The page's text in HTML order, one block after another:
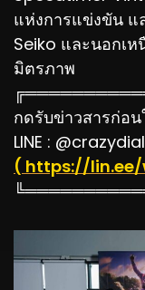
แห่งการแข่งขัน แ
Seiko และนอกเ
มิตรภาพ
กดรับข่าวสารก่อ
LINE : @crazydial
( https://lin.ee/